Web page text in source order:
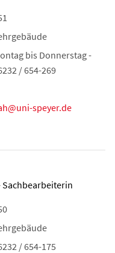
bis Donnerstag -
/ 654-269
speyer.de
/ 654-175